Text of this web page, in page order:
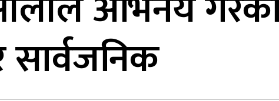
सार्वजनिक